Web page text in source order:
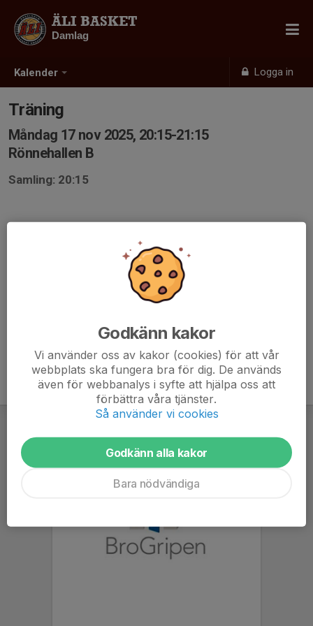
Kalender Logga in
ÄLI BASKET
Damlag
Träning
Måndag 17 nov 2025, 20:15-21:15
Rönnehallen B
Samling: 20:15
Godkänn kakor
Vi använder oss av kakor (cookies) för att vår
webbplats ska fungera bra för dig. De används
även för webbanalys i syfte att hjälpa oss att
förbättra våra tjänster.
Så använder vi cookies
Godkänn alla kakor
Bara nödvändiga